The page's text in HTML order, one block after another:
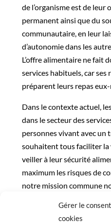
Gérer le
cookies
de l’organisme est de
permanent ainsi que du
communautaire, en leur
d’autonomie dans les
L’offre alimentaire ne fait
services habituels, car
préparent leurs repas eux-
Dans le contexte actuel,
dans le secteur des
personnes vivant avec un
souhaitent tous faciliter la
veiller à leur sécurité
maximum les risques de
notre mission commune